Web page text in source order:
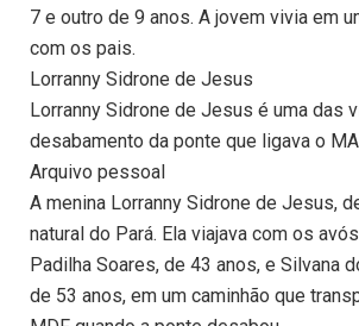
7 e outro de 9 anos. A jovem vivia em
com os pais.
Lorranny Sidrone de Jesus
Lorranny Sidrone de Jesus é uma das
desabamento da ponte que ligava o
Arquivo pessoal
A menina Lorranny Sidrone de Jesus,
natural do Pará. Ela viajava com os
Padilha Soares, de 43 anos, e Silvana
de 53 anos, em um caminhão que